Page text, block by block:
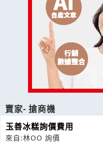
賣家- 搶商機
玉善冰糕詢價費用
來自:林OO 詢價